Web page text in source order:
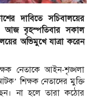
দাবিতে সচিবালয়ের
আজ বৃহস্পতিবার সকাল
অভিমুখে যাত্রা করেন
নেতাকে আইন-শৃঙ্খলা
শিক্ষক নেতাদের মুক্তি
না হলে তারা কঠোর